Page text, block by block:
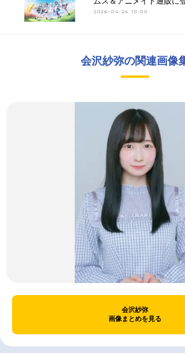
2026-04-24 10:00
会沢紗弥の関連画像
会沢紗弥
画像まとめを見る